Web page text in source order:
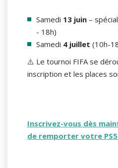
Samedi 13 juin –
- 18h)
Samedi 4 juillet (10h-
⚠️ Le tournoi FIFA se
inscription et les places
Inscrivez-vous dès
de remporter votre